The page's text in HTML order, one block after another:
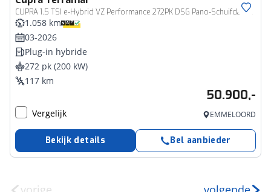
CUPRA 1.5 TSI e-Hybrid VZ Performance 272PK DSG Pano-Schuifdak, Trekhaak, 20" LM Velgen, Matrix-LED Verlichting, Leder, Head-Up Display, 360gr. Camera, Sennheiser Audio, Keyless, Side Assist
1.058 km
03-2026
Plug-in hybride
272 pk (200 kW)
117 km
50.900,-
Vergelijk EMMELOORD
Bekijk details Bel aanbieder